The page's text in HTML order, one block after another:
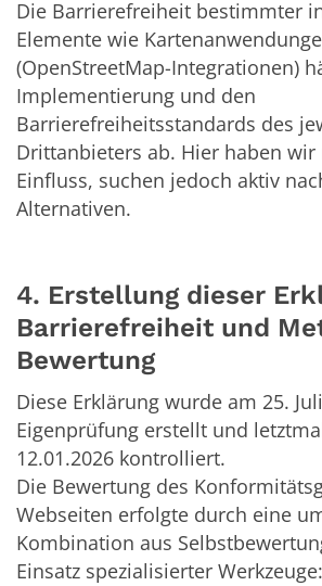
Die Barrierefreiheit bestimmter
Elemente wie
(OpenStreetMap-Integrationen)
Implementierung und den
Barrierefreiheitsstandards des
Drittanbieters ab. Hier haben
Einfluss, suchen jedoch aktiv
Alternativen.
4. Erstellung dieser
Barrierefreiheit und
Bewertung
Diese Erklärung wurde am 25.
Eigenprüfung erstellt und
12.01.2026 kontrolliert.
Die Bewertung des
Webseiten erfolgte durch eine
Kombination aus
Einsatz spezialisierter Werkzeuge: